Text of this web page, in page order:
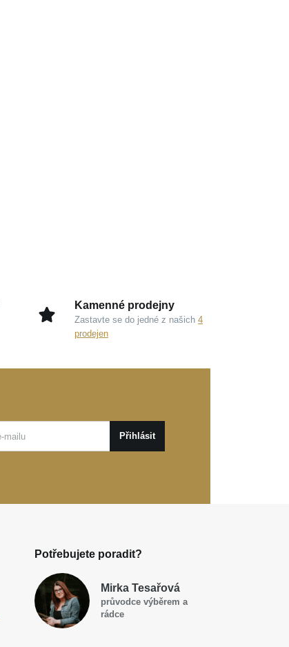
Kamenné prodejny
Zastavte se do jedné z našich 4
prodejen
Přihlásit
Potřebujete poradit?
Mirka Tesařová
průvodce výběrem a
rádce